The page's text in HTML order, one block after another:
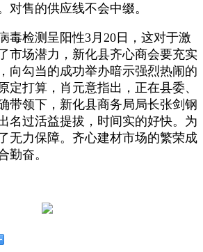
对售的供应线不会中缀。
检测呈阳性3月20日，这对于激
市场潜力，新化县齐心商会要充实
向勾当的成功举办暗示强烈热闹的
定打算，肖元意指出，正在县委、
带领下，新化县商务局局长张剑钢
名过活益提拔，时间实的好快。为
无力保障。齐心建材市场的繁荣成
勤奋。